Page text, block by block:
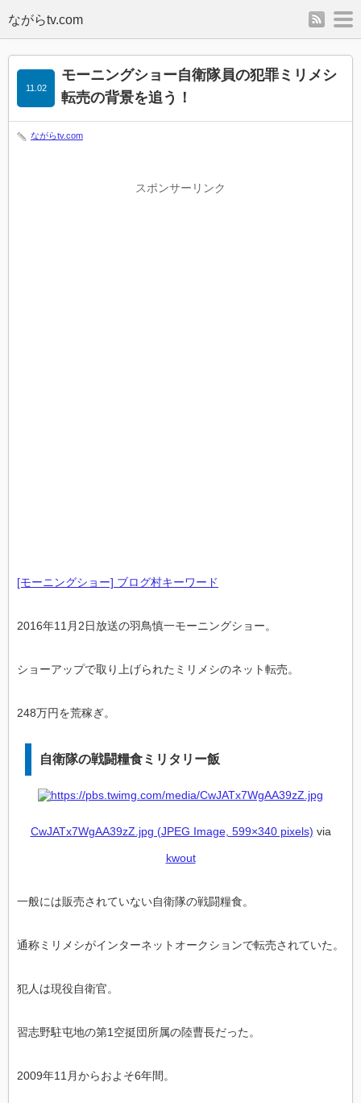
rss
モーニングショー自衛隊員の犯罪ミリメシ
転売の背景を追う！
11.02
ながらtv.com
スポンサーリンク
[モーニングショー] ブログ村キーワード
2016年11月2日放送の羽鳥慎一モーニングショー。
ショーアップで取り上げられたミリメシのネット転売。
248万円を荒稼ぎ。
自衛隊の戦闘糧食ミリタリー飯
CwJATx7WgAA39zZ.jpg (JPEG Image, 599×340 pixels) via
kwout
一般には販売されていない自衛隊の戦闘糧食。
通称ミリメシがインターネットオークションで転売されていた。
犯人は現役自衛官。
習志野駐屯地の第1空挺団所属の陸曹長だった。
2009年11月からおよそ6年間。